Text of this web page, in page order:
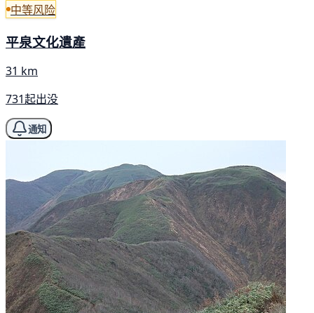
中等风险
平泉文化遺產
31 km
731起出没
通知